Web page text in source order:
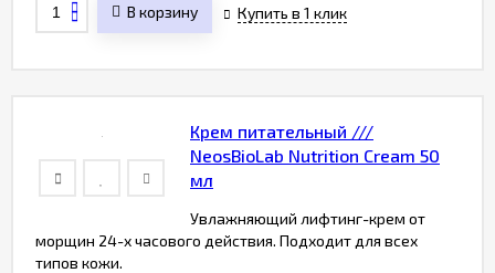
В корзину Купить в 1 клик
Крем питательный ///
NeosBioLab Nutrition Cream 50
мл
Увлажняющий лифтинг-крем от
морщин 24-х часового действия. Подходит для всех
типов кожи.